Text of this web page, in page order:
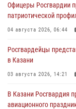
Офицеры Росгвардии
патриотической
04 августа 2026, 06:44
Росгвардейцы
в Казани
03 августа 2026, 14:21
В Казани Росгвардия
авиационного